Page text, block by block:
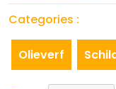
Categories :
Olieverf